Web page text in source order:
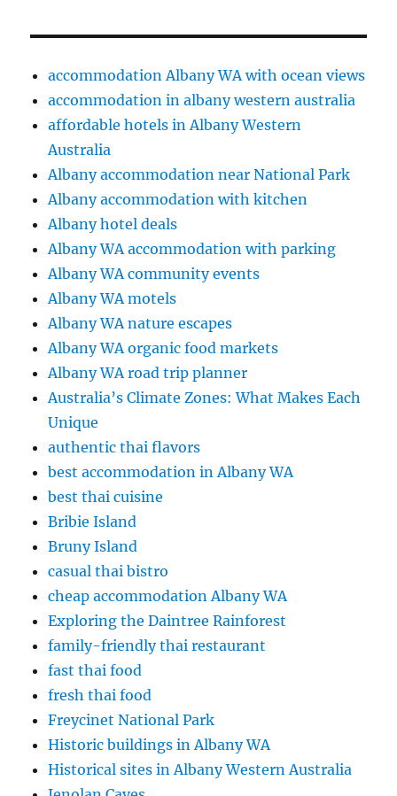
accommodation Albany WA with ocean views
accommodation in albany western australia
affordable hotels in Albany Western
Australia
Albany accommodation near National Park
Albany accommodation with kitchen
Albany hotel deals
Albany WA accommodation with parking
Albany WA community events
Albany WA motels
Albany WA nature escapes
Albany WA organic food markets
Albany WA road trip planner
Australia’s Climate Zones: What Makes Each
Unique
authentic thai flavors
best accommodation in Albany WA
best thai cuisine
Bribie Island
Bruny Island
casual thai bistro
cheap accommodation Albany WA
Exploring the Daintree Rainforest
family-friendly thai restaurant
fast thai food
fresh thai food
Freycinet National Park
Historic buildings in Albany WA
Historical sites in Albany Western Australia